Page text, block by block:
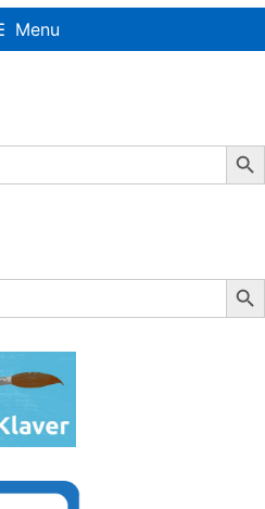
Menu